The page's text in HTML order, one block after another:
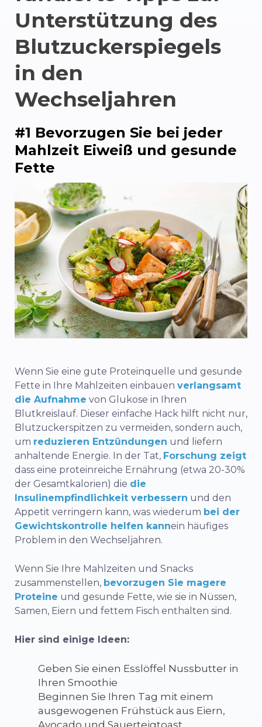
Unterstützung des
Blutzuckerspiegels
in den
Wechseljahren
#1 Bevorzugen Sie bei jeder
Mahlzeit Eiweiß und gesunde
Fette
Wenn Sie eine gute Proteinquelle und gesunde
Fette in Ihre Mahlzeiten einbauen verlangsamt
die Aufnahme von Glukose in Ihren
Blutkreislauf. Dieser einfache Hack hilft nicht nur,
Blutzuckerspitzen zu vermeiden, sondern auch,
um reduzieren Entzündungen und
liefern
anhaltende Energie. In der Tat, Forschung zeigt
dass eine proteinreiche Ernährung (etwa 20-30%
der Gesamtkalorien) die die
Insulinempfindlichkeit verbessern und den
Appetit verringern kann, was wiederum bei der
Gewichtskontrolle helfen kannein häufiges
Problem in den Wechseljahren.
Wenn Sie Ihre Mahlzeiten und Snacks
zusammenstellen, bevorzugen Sie magere
Proteine und gesunde Fette, wie sie in Nüssen,
Samen, Eiern und fettem Fisch enthalten sind.
Hier sind einige Ideen:
Geben Sie einen Esslöffel Nussbutter in
Ihren Smoothie
Beginnen Sie Ihren Tag mit einem
ausgewogenen Frühstück aus Eiern,
Avocado und Sauerteigtoast